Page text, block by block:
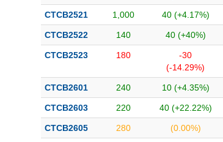
CTCB2521 1,000 40 (+4.17%)
CTCB2522 140 40 (+40%)
CTCB2523 180
-30
(-14.29%)
CTCB2601 240 10 (+4.35%)
CTCB2603 220 40 (+22.22%)
CTCB2605 280 (0.00%)
Cổ phiếu Chỉ số Chứng chỉ quỹ
Lãnh đạo(-)
Người liên quan
Tin tức(-)
Bài viết của tác giả(-)